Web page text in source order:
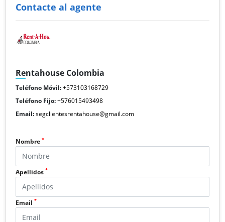
Contacte al agente
Rentahouse Colombia
Teléfono Móvil:+573103168729
Teléfono Fijo:+576015493498
Email:segclientesrentahouse@gmail.com
Nombre *
Apellidos *
Email *